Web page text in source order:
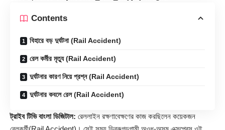
Contents
বিহারে বড় দুর্ঘটনা (Rail Accident)
রেল কর্মীর মৃত্যু (Rail Accident)
দুর্ঘটনার কারণ নিয়ে প্রশ্ন (Rail Accident)
দুর্ঘটনার কবলে রেল (Rail Accident)
ট্রাইব টিভি বাংলা ডিজিটাল: রেললাইন রক্ষণাবেক্ষণের কাজ করছিলেন কয়েকজন